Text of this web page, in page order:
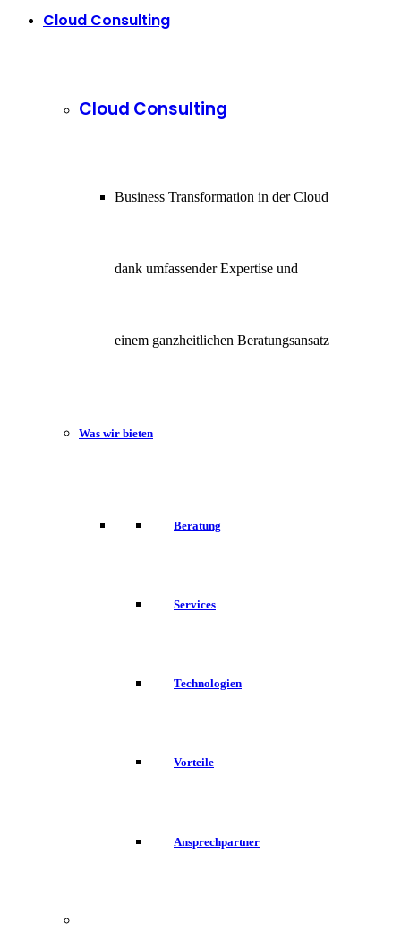
Cloud Consulting
Cloud Consulting
Business Transformation in der Cloud
dank umfassender Expertise und
einem ganzheitlichen Beratungsansatz
Was wir bieten
Beratung
Services
Technologien
Vorteile
Ansprechpartner